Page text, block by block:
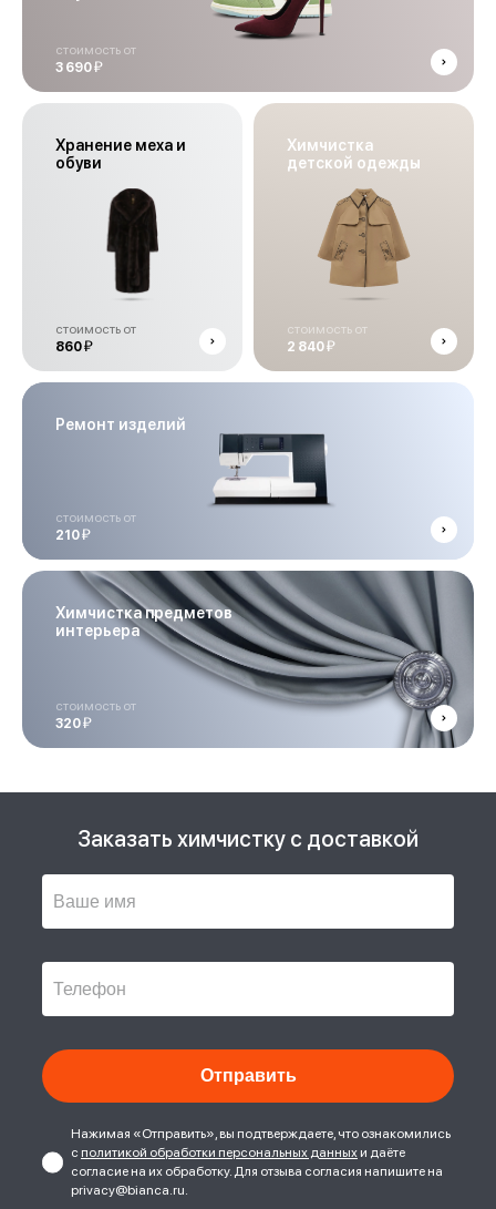
стоимость от
3 690й
Хранение меха и
обуви
стоимость от
860й
Химчистка
детской одежды
стоимость от
2 840й
Ремонт изделий
стоимость от
210й
Химчистка предметов
интерьера
стоимость от
320й
Заказать химчистку с доставкой
Нажимая «Отправить», вы подтверждаете, что ознакомились
с политикой обработки персональных данных и даёте
согласие на их обработку. Для отзыва согласия напишите на
privacy@bianca.ru.